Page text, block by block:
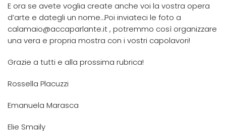
E ora se avete voglia create anche voi la vostra opera
d’arte e dategli un nome…Poi inviateci le foto a
calamaio@accaparlante.it , potremmo così organizzare
una vera e propria mostra con i vostri capolavori!
Grazie a tutti e alla prossima rubrica!
Rossella Placuzzi
Emanuela Marasca
Elie Smaily